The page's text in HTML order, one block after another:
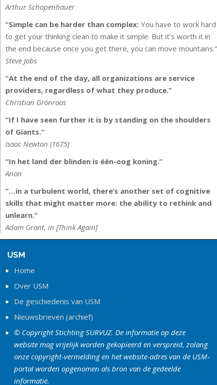
Arthur Schopenhauer
“Simple can be harder than complex: You have to work hard
to get your thinking clean to make it simple. But it’s worth it in
the end because once you get there, you can move mountains.”
Steve Jobs
“At the end of the day, all organizations are service
providers, regardless of what they produce.”
Christian Grönroos
“If I have seen further it is by standing on the shoulders
of Giants.”
Isaac Newton (1675)
“In het land der blinden is één-oog koning.”
Anon
“…in a turbulent world, there’s another set of cognitive
skills that might matter more: the ability to rethink and
unlearn.”
Adam Grant, in [Think Again]
USM
Home
Over USM
De geschiedenis van USM
Nieuwsbrieven (archief)
© Copyright Stichting SURVUZ. De informatie op deze
website mag vrijelijk worden gekopieerd en verspreid, zolang
onze copyright-vermelding en het website-adres van de USM-
portal worden opgenomen als bron van de gedeelde
informatie.